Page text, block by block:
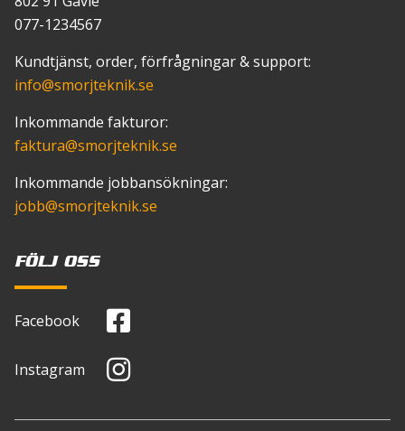
10w-
40
077-1234567
Kundtjänst, order, förfrågningar & support:
info@smorjteknik.se
Inkommande fakturor:
faktura@smorjteknik.se
Inkommande jobbansökningar:
jobb@smorjteknik.se
FÖLJ OSS
Facebook
Instagram